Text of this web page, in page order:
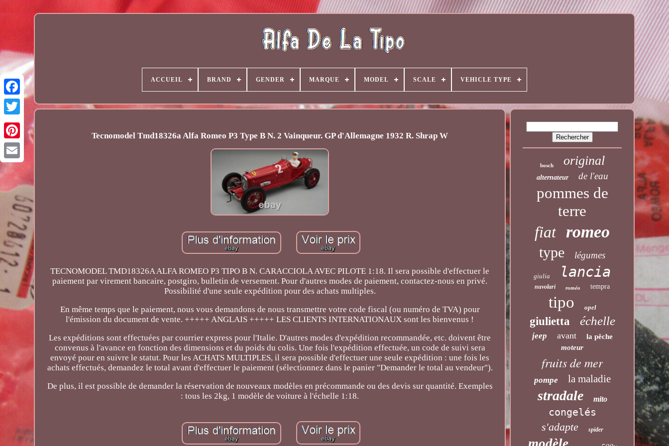
ACCUEIL BRAND GENDER MARQUE MODEL SCALE VEHICLE TYPE
Tecnomodel Tmd18326a Alfa Romeo P3 Type B N. 2 Vainqueur. GP d'Allemagne 1932 R. Shrap W
TECNOMODEL TMD18326A ALFA ROMEO P3 TIPO B N. CARACCIOLA AVEC PILOTE 1:18. Il sera possible d'effectuer le
paiement par virement bancaire, postgiro, bulletin de versement. Pour d'autres modes de paiement, contactez-nous en privé.
Possibilité d'une seule expédition pour des achats multiples.
En même temps que le paiement, nous vous demandons de nous transmettre votre code fiscal (ou numéro de TVA) pour
l'émission du document de vente. +++++ ANGLAIS +++++ LES CLIENTS INTERNATIONAUX sont les bienvenus !
Les expéditions sont effectuées par courrier express pour l'Italie. D'autres modes d'expédition recommandée, etc. doivent être
convenus à l'avance en fonction des dimensions et du poids du colis. Une fois l'expédition effectuée, un code de suivi sera
envoyé pour en suivre le statut. Pour les ACHATS MULTIPLES, il sera possible d'effectuer une seule expédition : une fois les
achats effectués, demandez le total avant d'effectuer le paiement (sélectionnez dans le panier "Demander le total au vendeur").
De plus, il est possible de demander la réservation de nouveaux modèles en précommande ou des devis sur quantité. Exemples
: tous les 2kg, 1 modèle de voiture à l'échelle 1:18.
bosch original
alternateur de l'eau
pommes de
terre
fiat romeo
type légumes
giulia lancia
nuvolari roméo tempra
tipo opel
giulietta échelle
jeep avant
la pêche
moteur
fruits de mer
pompe la maladie
stradale mito
congelés
s'adapte spider